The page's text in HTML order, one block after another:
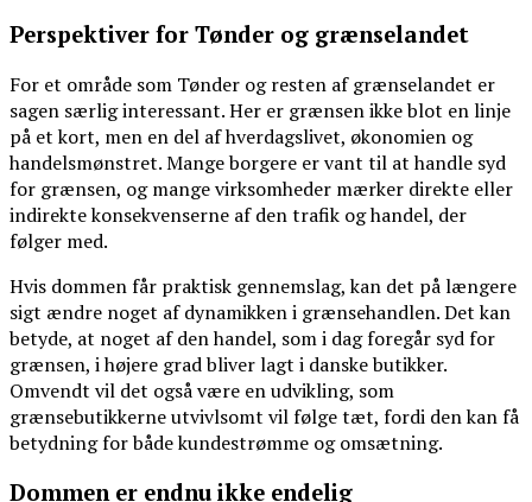
Perspektiver for Tønder og grænselandet
For et område som Tønder og resten af grænselandet er
sagen særlig interessant. Her er grænsen ikke blot en linje
på et kort, men en del af hverdagslivet, økonomien og
handelsmønstret. Mange borgere er vant til at handle syd
for grænsen, og mange virksomheder mærker direkte eller
indirekte konsekvenserne af den trafik og handel, der
følger med.
Hvis dommen får praktisk gennemslag, kan det på længere
sigt ændre noget af dynamikken i grænsehandlen. Det kan
betyde, at noget af den handel, som i dag foregår syd for
grænsen, i højere grad bliver lagt i danske butikker.
Omvendt vil det også være en udvikling, som
grænsebutikkerne utvivlsomt vil følge tæt, fordi den kan få
betydning for både kundestrømme og omsætning.
Dommen er endnu ikke endelig